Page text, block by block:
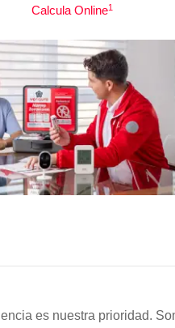
Calcula Online1
es nuestra prioridad.